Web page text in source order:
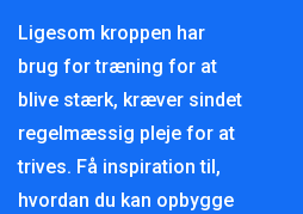
Ligesom kroppen har
brug for træning for at
blive stærk, kræver sindet
regelmæssig pleje for at
trives. Få inspiration til,
hvordan du kan opbygge